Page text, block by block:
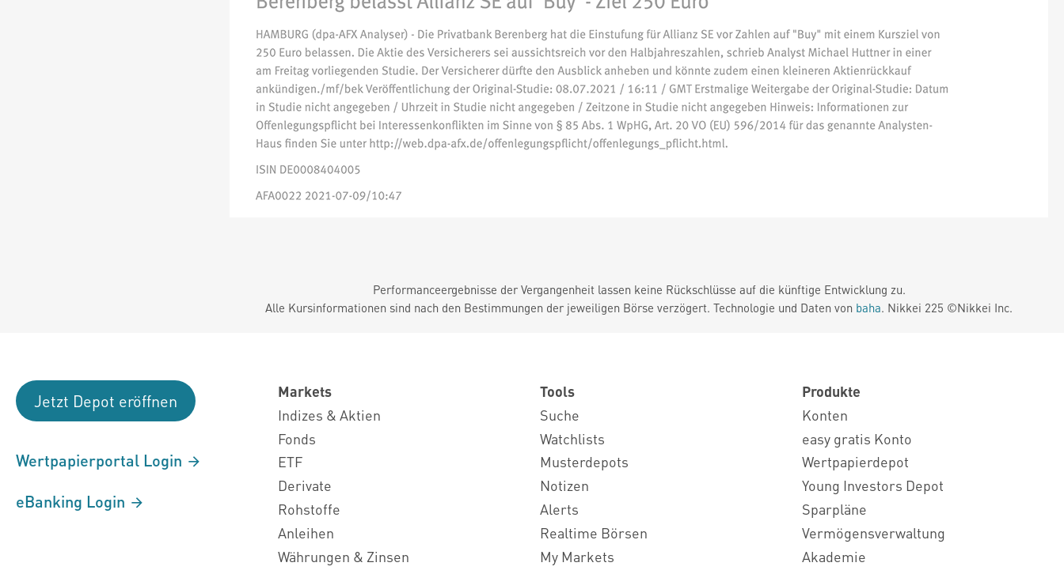
Performanceergebnisse der Vergangenheit lassen keine Rückschlüsse auf die künftige Entwicklung zu.
Alle Kursinformationen sind nach den Bestimmungen der jeweiligen Börse verzögert. Technologie und Daten von baha. Nikkei 225 ©Nikkei Inc.
Jetzt Depot eröffnen
Wertpapierportal Login
eBanking Login
Markets
Indizes & Aktien
Fonds
ETF
Derivate
Rohstoffe
Anleihen
Währungen & Zinsen
Tools
Suche
Watchlists
Musterdepots
Notizen
Alerts
Realtime Börsen
My Markets
Produkte
Konten
easy gratis Konto
Wertpapierdepot
Young Investors Depot
Sparpläne
Vermögensverwaltung
Akademie